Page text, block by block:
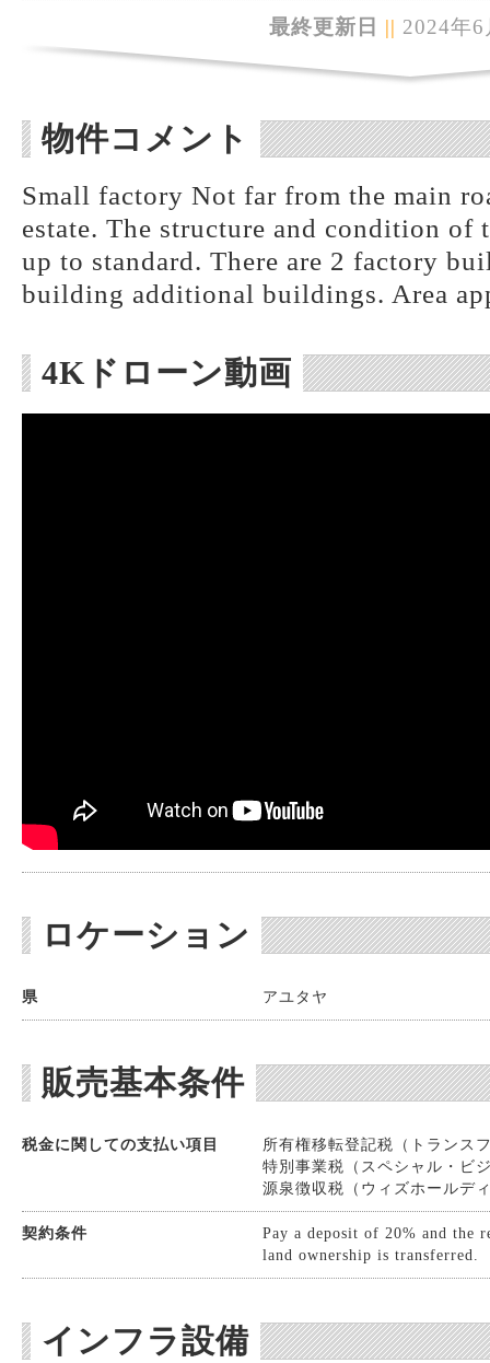
最終更新日 || 2024年
物件コメント
Small factory Not far from the main
estate. The structure and condition of
up to standard. There are 2 factory
building additional buildings. Area
4Kドローン動画
ロケーション
県 アユタヤ
販売基本条件
税金に関しての支払い項目
所有権移転登記税（トランス
特別事業税（スペシャル・ビ
源泉徴収税（ウィズホールデ
契約条件
Pay a deposit of 20% and the
land ownership is transferred.
インフラ設備